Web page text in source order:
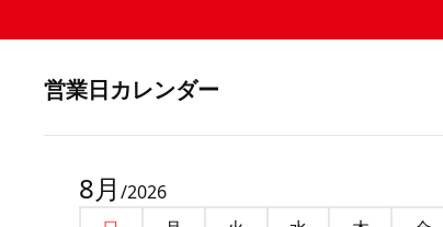
営業⽇カレンダー
8月 /2026